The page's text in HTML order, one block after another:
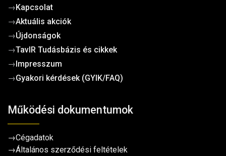
→Kapcsolat
→Aktuális akciók
→Újdonságok
→TavIR Tudásbázis és cikkek
→Impresszum
→Gyakori kérdések (GYIK/FAQ)
Működési dokumentumok
→Cégadatok
→Általános szerződési feltételek